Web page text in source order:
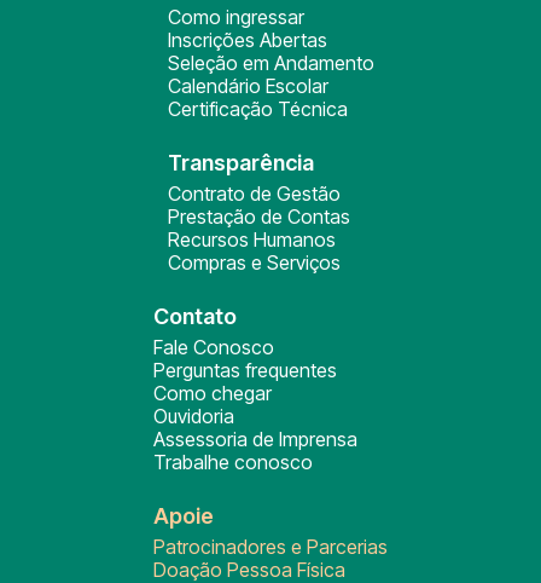
Como ingressar
Inscrições Abertas
Seleção em Andamento
Calendário Escolar
Certificação Técnica
Transparência
Contrato de Gestão
Prestação de Contas
Recursos Humanos
Compras e Serviços
Contato
Fale Conosco
Perguntas frequentes
Como chegar
Ouvidoria
Assessoria de Imprensa
Trabalhe conosco
Apoie
Patrocinadores e Parcerias
Doação Pessoa Física